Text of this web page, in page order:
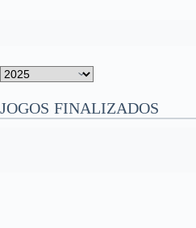
JOGOS FINALIZADOS